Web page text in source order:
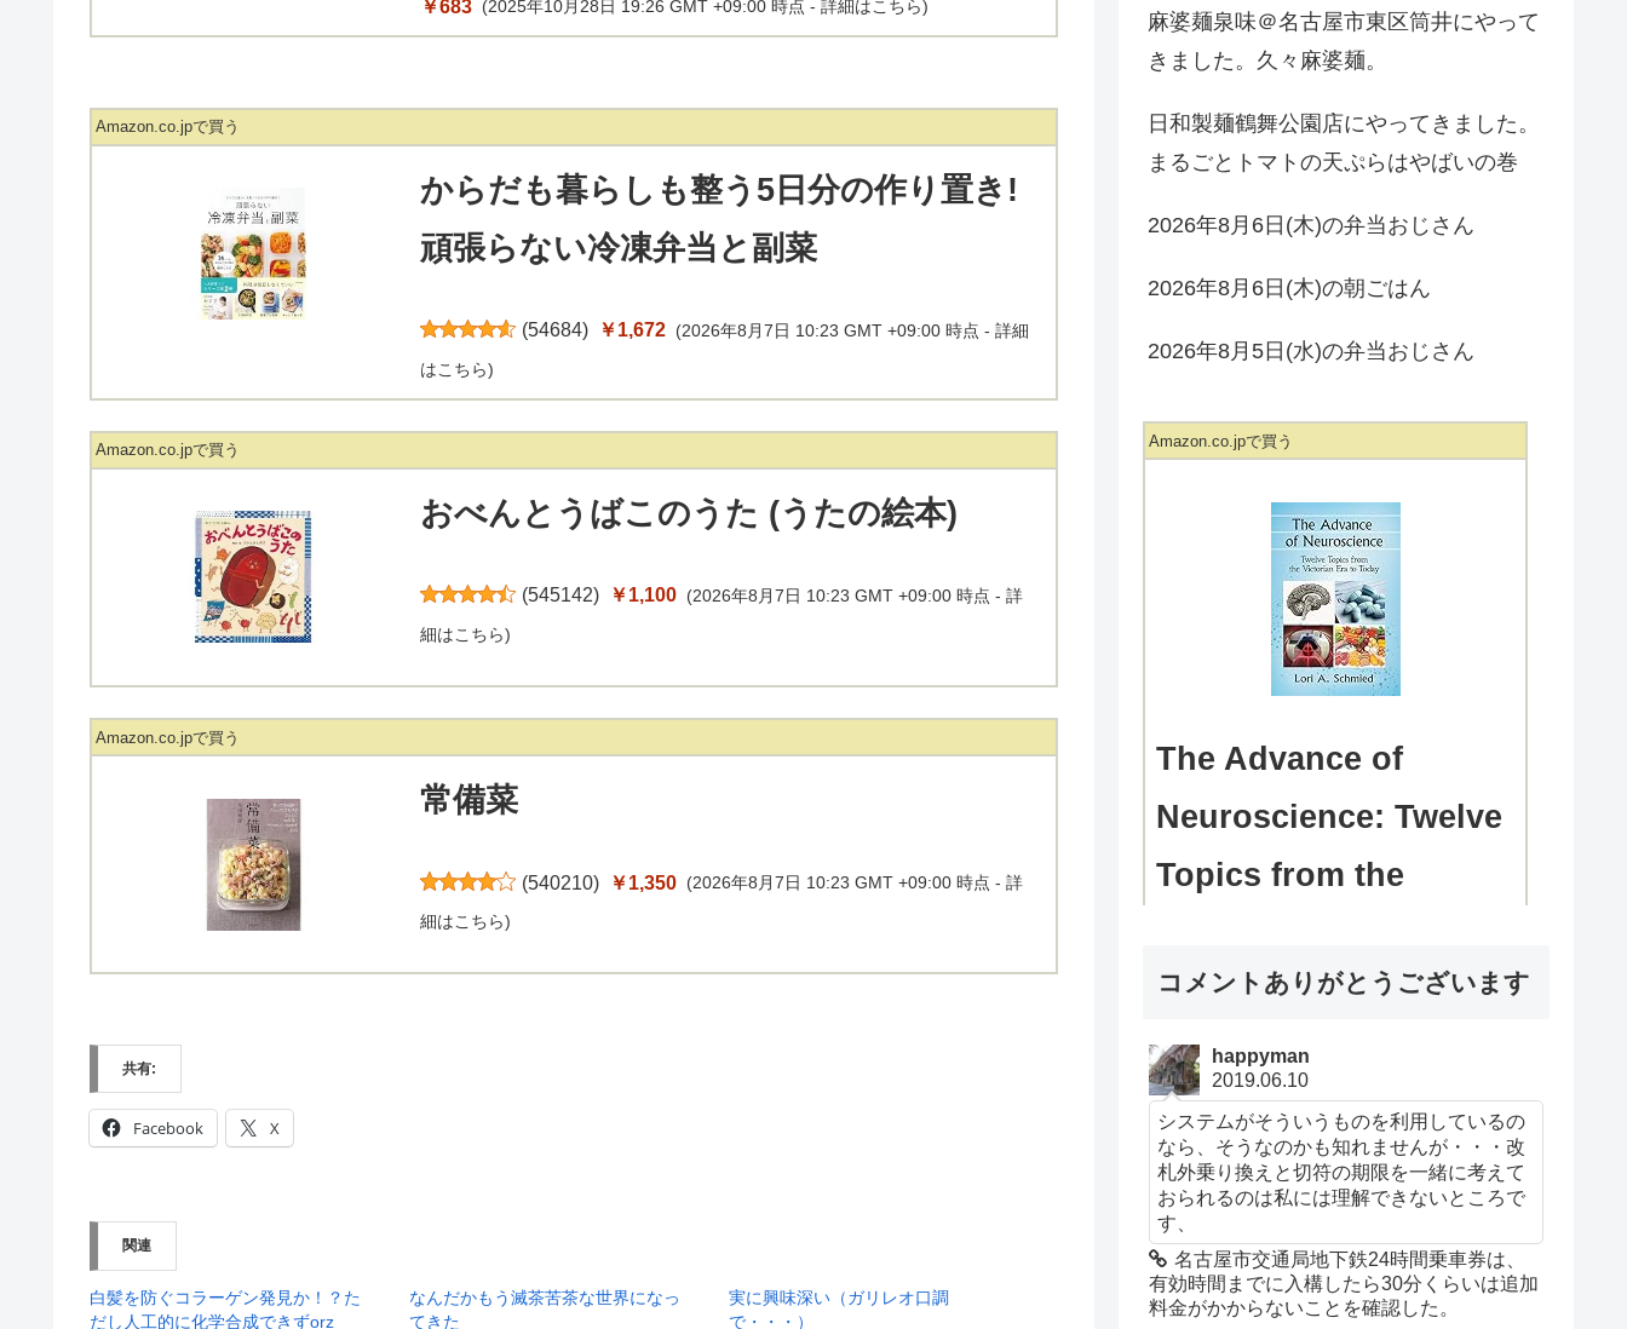
Amazon.co.jpで買う
からだも暮らしも整う5日分の作り置き!
頑張らない冷凍弁当と副菜
(54684) ￥1,672 (2026年8月7日 10:23 GMT +09:00 時点 -詳細
はこちら)
Amazon.co.jpで買う
おべんとうばこのうた (うたの絵本)
(545142) ￥1,100 (2026年8月7日 10:23 GMT +09:00 時点 -詳
細はこちら)
Amazon.co.jpで買う
常備菜
(540210) ￥1,350 (2026年8月7日 10:23 GMT +09:00 時点 -詳
細はこちら)
共有:
Facebook X
関連
白髪を防ぐコラーゲン発見か！？た
だし人工的に化学合成できずorz
なんだかもう滅茶苦茶な世界になっ
てきた
実に興味深い（ガリレオ口調
で・・・）
麻婆麺泉味＠名古屋市東区筒井にやって
きました。久々麻婆麺。
日和製麺鶴舞公園店にやってきました。
まるごとトマトの天ぷらはやばいの巻
2026年8月6日(木)の弁当おじさん
2026年8月6日(木)の朝ごはん
2026年8月5日(水)の弁当おじさん
Amazon.co.jpで買う
The Advance of
Neuroscience: Twelve
Topics from the
(English Edition)
只今、カスタマーの評価を取得して
います。
￥3,356 (2025年10月28日 18:08 GMT
+09:00 時点 -詳細はこちら)
Amazon.co.jpで買う
コメントありがとうございます
happyman
2019.06.10
システムがそういうものを利用しているの
なら、そうなのかも知れませんが・・・改
札外乗り換えと切符の期限を一緒に考えて
おられるのは私には理解できないところで
す、
名古屋市交通局地下鉄24時間乗車券は、
有効時間までに入構したら30分くらいは追加
料金がかからないことを確認した。